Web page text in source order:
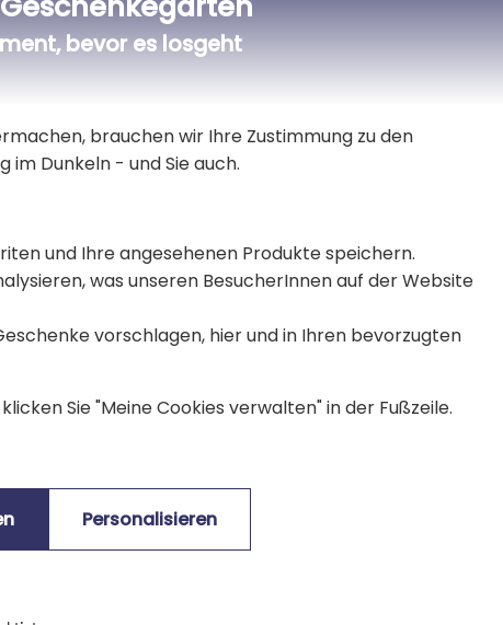
Pflegehinweise
Standort:
Die Haworthia braucht kein direktes Sonnenlicht und eignet
wenn Lichtmangel der Pflanze nicht allzuviel ausmacht, gedeiht
hellen Standort.
Die Haworthia kann je nach Jahreszeit mehrere Wochen ohne
- Winter: einmal im Monat gießen
- Sommer: alle 15 Tage gießen (wenn der Boden trocken ist)
und Lieferpreis
bevor es losgeht
brauchen wir Ihre Zustimmung zu den
im Dunkeln - und Sie auch.
und Ihre angesehenen Produkte speichern.
was unseren BesucherInnen auf der Website
vorschlagen, hier und in Ihren bevorzugten
Sie "Meine Cookies verwalten" in der Fußzeile.
Personalisieren